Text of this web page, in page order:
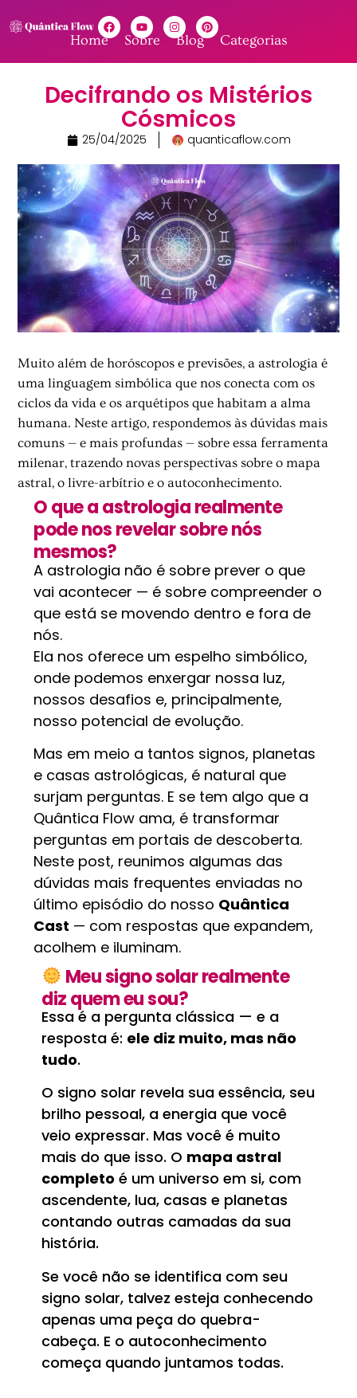
Home Sobre Blog Categorias
Decifrando os Mistérios
Cósmicos
25/04/2025 quanticaflow.com
Muito além de horóscopos e previsões, a astrologia é
uma linguagem simbólica que nos conecta com os
ciclos da vida e os arquétipos que habitam a alma
humana. Neste artigo, respondemos às dúvidas mais
comuns — e mais profundas — sobre essa ferramenta
milenar, trazendo novas perspectivas sobre o mapa
astral, o livre-arbítrio e o autoconhecimento.
O que a astrologia realmente
pode nos revelar sobre nós
mesmos?
A astrologia não é sobre prever o que
vai acontecer — é sobre compreender o
que está se movendo dentro e fora de
nós.
Ela nos oferece um espelho simbólico,
onde podemos enxergar nossa luz,
nossos desafios e, principalmente,
nosso potencial de evolução.
Mas em meio a tantos signos, planetas
e casas astrológicas, é natural que
surjam perguntas. E se tem algo que a
Quântica Flow ama, é transformar
perguntas em portais de descoberta.
Neste post, reunimos algumas das
dúvidas mais frequentes enviadas no
último episódio do nosso Quântica
Cast — com respostas que expandem,
acolhem e iluminam.
Meu signo solar realmente
diz quem eu sou?
Essa é a pergunta clássica — e a
resposta é: ele diz muito, mas não
tudo.
O signo solar revela sua essência, seu
brilho pessoal, a energia que você
veio expressar. Mas você é muito
mais do que isso. O mapa astral
completo é um universo em si, com
ascendente, lua, casas e planetas
contando outras camadas da sua
história.
Se você não se identifica com seu
signo solar, talvez esteja conhecendo
apenas uma peça do quebra-
cabeça. E o autoconhecimento
começa quando juntamos todas.